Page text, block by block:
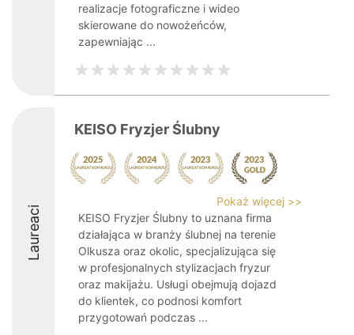
realizacje fotograficzne i wideo
skierowane do nowożeńców,
zapewniając ...
Laureaci
KEISO Fryzjer Ślubny
Pokaż więcej >>
KEISO Fryzjer Ślubny to uznana firma
działająca w branży ślubnej na terenie
Olkusza oraz okolic, specjalizująca się
w profesjonalnych stylizacjach fryzur
oraz makijażu. Usługi obejmują dojazd
do klientek, co podnosi komfort
przygotowań podczas ...